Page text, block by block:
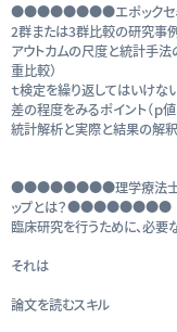
●●●●●●●●エポックセ
2群または3群比較の研究事
アウトカムの尺度と統計手法
重比較）
ｔ検定を繰り返してはいけな
差の程度をみるポイント（ｐ
統計解析と実際と結果の解釈
●●●●●●●●理学療法士・
ップとは？●●●●●●●●
臨床研究を行うために、必要
それは
論文を読むスキル